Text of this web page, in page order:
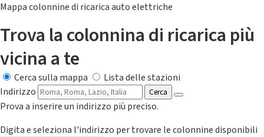
Mappa colonnine di ricarica auto elettriche
Trova la colonnina di ricarica più
vicina a te
Cerca sulla mappa
Lista delle stazioni
Indirizzo
Cerca
Prova a inserire un indirizzo più preciso.
Digita e seleziona l'indirizzo per trovare le colonnine disponibili